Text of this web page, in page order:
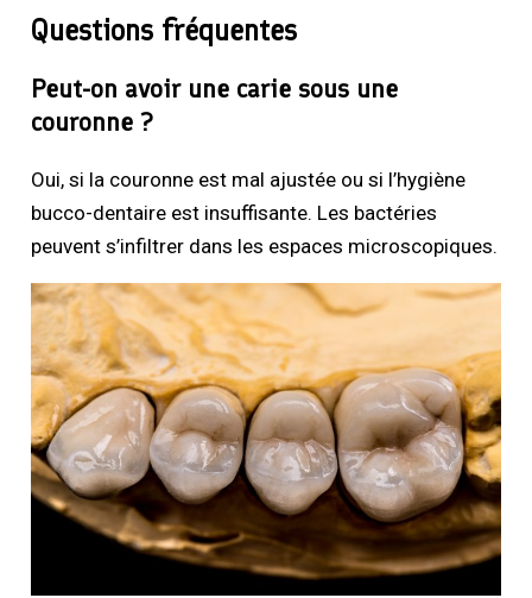
Questions fréquentes
Peut-on avoir une carie sous une
couronne ?
Oui, si la couronne est mal ajustée ou si l’hygiène
bucco-dentaire est insuffisante. Les bactéries
peuvent s’infiltrer dans les espaces microscopiques.